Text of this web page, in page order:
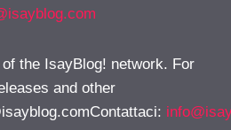
the IsayBlog! network. For
and other
: